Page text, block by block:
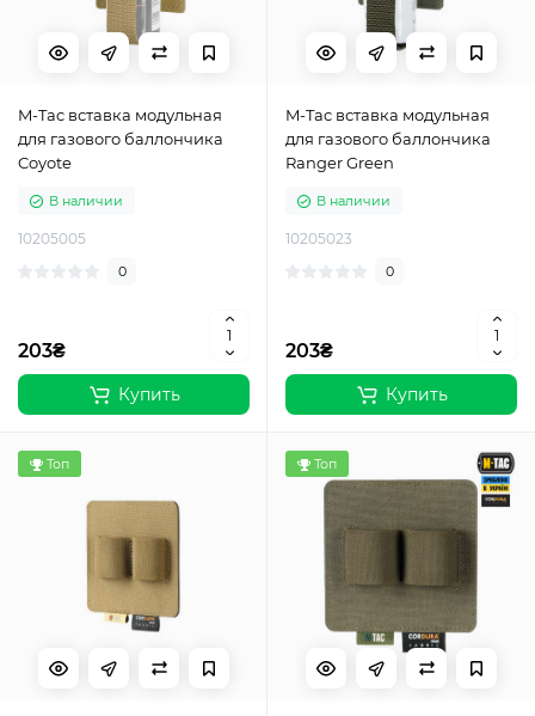
M-Tac вставка модульная
для газового баллончика
Coyote
В наличии
10205005
0
203₴
Купить
M-Tac вставка модульная
для газового баллончика
Ranger Green
В наличии
10205023
0
203₴
Купить
Топ Топ